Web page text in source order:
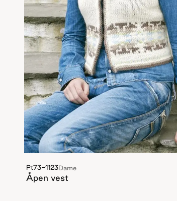
Pt73-1123Dame
Åpen vest